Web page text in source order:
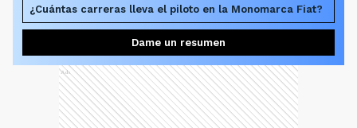
¿Cuántas carreras lleva el piloto en la Monomarca Fiat?
Dame un resumen
Ads